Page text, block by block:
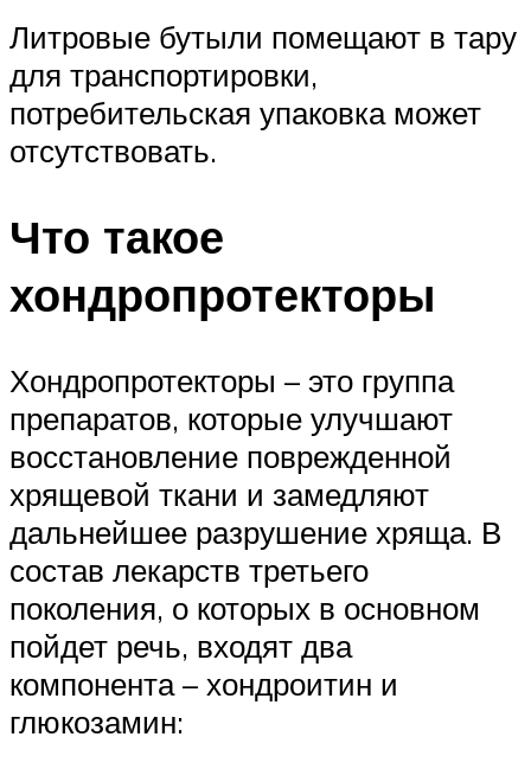
Литровые бутыли помещают в тару
для транспортировки,
потребительская упаковка может
отсутствовать.
Что такое
хондропротекторы
Хондропротекторы – это группа
препаратов, которые улучшают
восстановление поврежденной
хрящевой ткани и замедляют
дальнейшее разрушение хряща. В
состав лекарств третьего
поколения, о которых в основном
пойдет речь, входят два
компонента – хондроитин и
глюкозамин: